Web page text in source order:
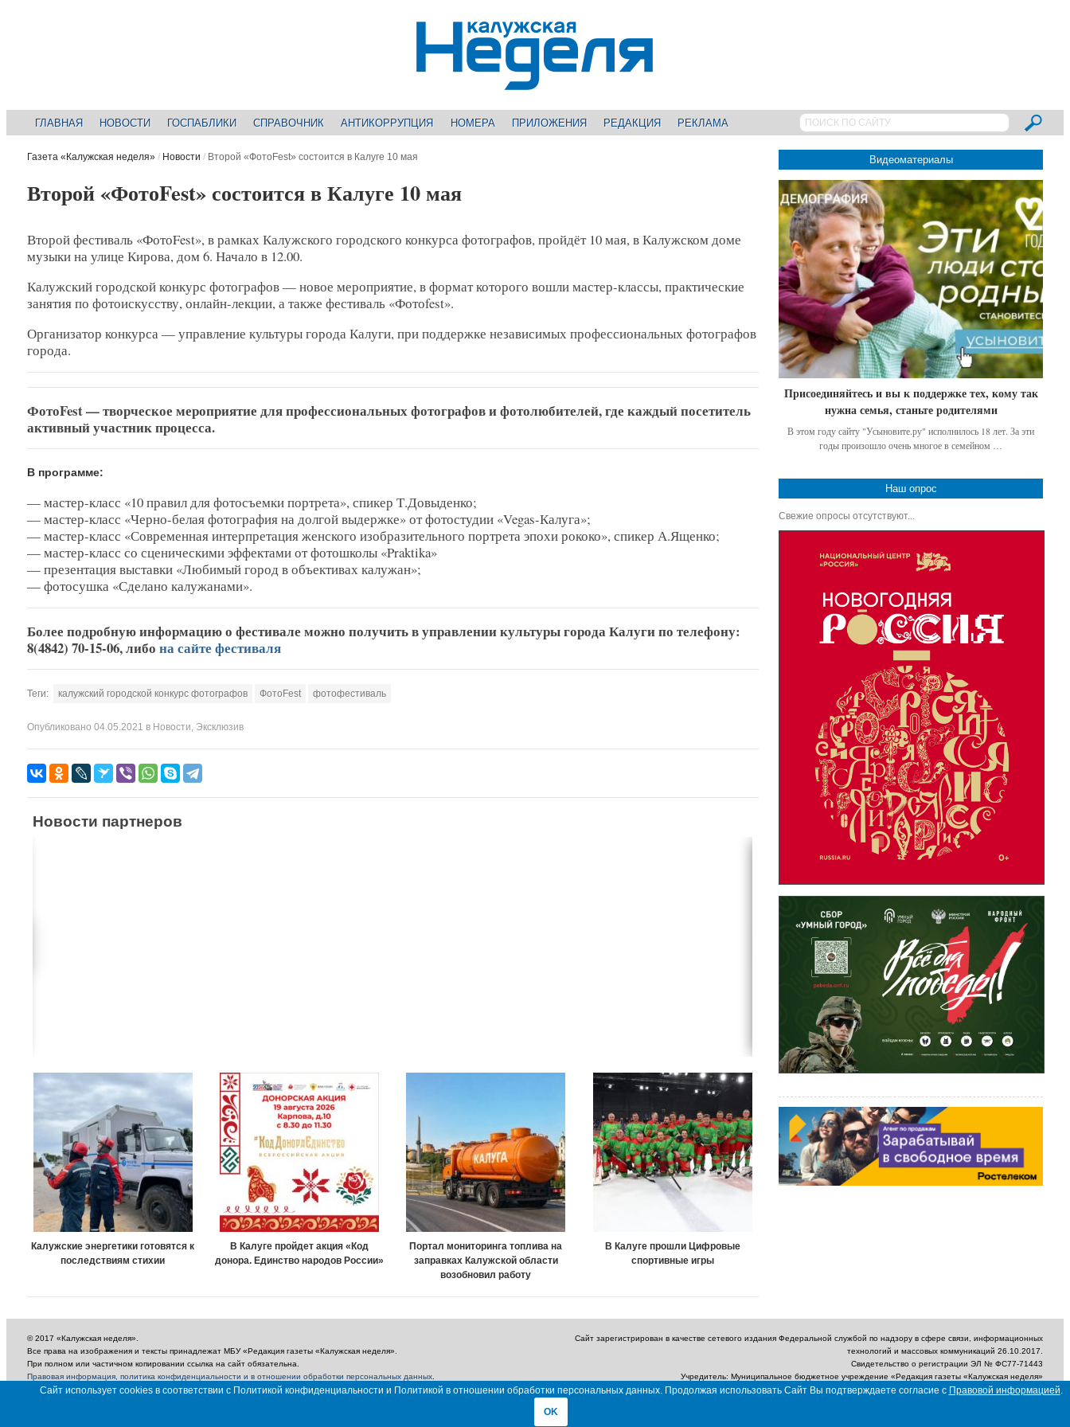
ГЛАВНАЯ НОВОСТИ ГОСПАБЛИКИ СПРАВОЧНИК АНТИКОРРУПЦИЯ НОМЕРА ПРИЛОЖЕНИЯ РЕДАКЦИЯ РЕКЛАМА
Газета «Калужская неделя» / Новости / Второй «ФотоFest» состоится в Калуге 10 мая
Второй «ФотоFest» состоится в Калуге 10 мая
Второй фестиваль «ФотоFest», в рамках Калужского городского конкурса фотографов, пройдёт 10 мая, в Калужском доме
музыки на улице Кирова, дом 6. Начало в 12.00.
Калужский городской конкурс фотографов — новое мероприятие, в формат которого вошли мастер-классы, практические
занятия по фотоискусству, онлайн-лекции, а также фестиваль «Фотоfest».
Организатор конкурса — управление культуры города Калуги, при поддержке независимых профессиональных фотографов
города.
ФотоFest — творческое мероприятие для профессиональных фотографов и фотолюбителей, где каждый посетитель
активный участник процесса.
В программе:
— мастер-класс «10 правил для фотосъемки портрета», спикер Т.Довыденко;
— мастер-класс «Черно-белая фотография на долгой выдержке» от фотостудии «Vegas-Калуга»;
— мастер-класс «Современная интерпретация женского изобразительного портрета эпохи рококо», спикер А.Ященко;
— мастер-класс со сценическими эффектами от фотошколы «Praktika»
— презентация выставки «Любимый город в объективах калужан»;
— фотосушка «Сделано калужанами».
Более подробную информацию о фестивале можно получить в управлении культуры города Калуги по телефону:
8(4842) 70-15-06, либо на сайте фестиваля
Теги: калужский городской конкурс фотографов ФотоFest фотофестиваль
Опубликовано 04.05.2021 в Новости, Эксклюзив
Новости партнеров
Калужские энергетики готовятся к
последствиям стихии
В Калуге пройдет акция «Код
донора. Единство народов России»
Портал мониторинга топлива на
заправках Калужской области
возобновил работу
В Калуге прошли Цифровые
спортивные игры
Видеоматериалы
Присоединяйтесь и вы к поддержке тех, кому так
нужна семья, станьте родителями
В этом году сайту "Усыновите.ру" исполнилось 18 лет. За эти
годы произошло очень многое в семейном …
Наш опрос
Свежие опросы отсутствуют...
© 2017 «Калужская неделя».
Все права на изображения и тексты принадлежат МБУ «Редакция газеты «Калужская неделя».
При полном или частичном копировании ссылка на сайт обязательна.
Правовая информация, политика конфиденциальности и в отношении обработки персональных данных.
18+
Сайт зарегистрирован в качестве сетевого издания Федеральной службой по надзору в сфере связи, информационных
технологий и массовых коммуникаций 26.10.2017.
Свидетельство о регистрации ЭЛ № ФС77-71443
Учредитель: Муниципальное бюджетное учреждение «Редакция газеты «Калужская неделя»
Главный редактор: Амбарцумян А. Ю. / Электронный адрес редакции: nedelya_kaluga@adm.kaluga.ru / Телефон редакции: 400-
Сайт использует cookies в соответствии с Политикой конфиденциальности и Политикой в отношении обработки персональных данных. Продолжая использовать Сайт Вы подтверждаете согласие с Правовой информацией.
OK